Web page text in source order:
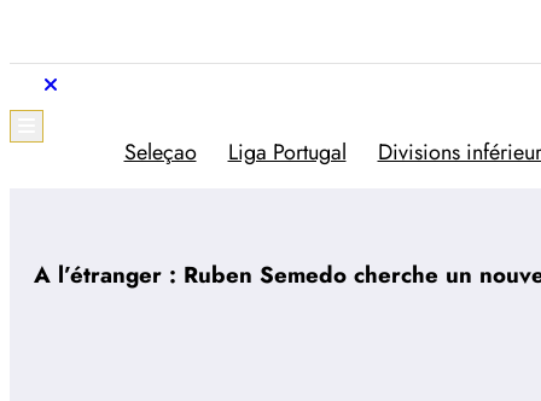
contenu
Trivela
L'actualité du football portugais
Seleçao Liga Portugal Divisions
A l’étranger : Ruben Semedo cherche un